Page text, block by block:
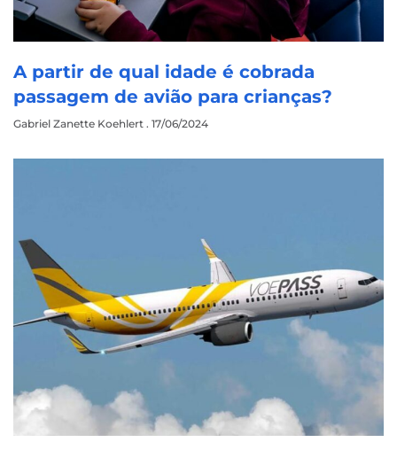
A partir de qual idade é cobrada
passagem de avião para crianças?
Gabriel Zanette Koehlert 17/06/2024